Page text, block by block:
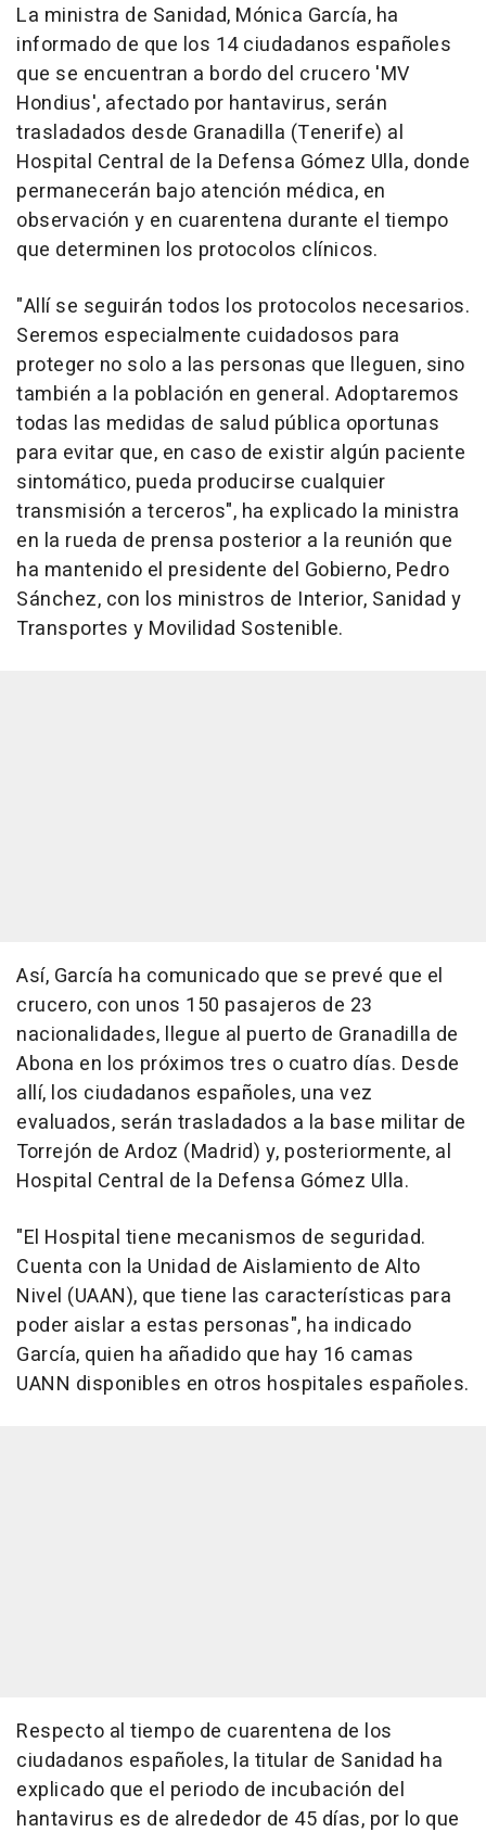
La ministra de Sanidad, Mónica García, ha
informado de que los 14 ciudadanos españoles
que se encuentran a bordo del crucero 'MV
Hondius', afectado por hantavirus, serán
trasladados desde Granadilla (Tenerife) al
Hospital Central de la Defensa Gómez Ulla, donde
permanecerán bajo atención médica, en
observación y en cuarentena durante el tiempo
que determinen los protocolos clínicos.
"Allí se seguirán todos los protocolos necesarios.
Seremos especialmente cuidadosos para
proteger no solo a las personas que lleguen, sino
también a la población en general. Adoptaremos
todas las medidas de salud pública oportunas
para evitar que, en caso de existir algún paciente
sintomático, pueda producirse cualquier
transmisión a terceros", ha explicado la ministra
en la rueda de prensa posterior a la reunión que
ha mantenido el presidente del Gobierno, Pedro
Sánchez, con los ministros de Interior, Sanidad y
Transportes y Movilidad Sostenible.
Así, García ha comunicado que se prevé que el
crucero, con unos 150 pasajeros de 23
nacionalidades, llegue al puerto de Granadilla de
Abona en los próximos tres o cuatro días. Desde
allí, los ciudadanos españoles, una vez
evaluados, serán trasladados a la base militar de
Torrejón de Ardoz (Madrid) y, posteriormente, al
Hospital Central de la Defensa Gómez Ulla.
"El Hospital tiene mecanismos de seguridad.
Cuenta con la Unidad de Aislamiento de Alto
Nivel (UAAN), que tiene las características para
poder aislar a estas personas", ha indicado
García, quien ha añadido que hay 16 camas
UANN disponibles en otros hospitales españoles.
Respecto al tiempo de cuarentena de los
ciudadanos españoles, la titular de Sanidad ha
explicado que el periodo de incubación del
hantavirus es de alrededor de 45 días, por lo que